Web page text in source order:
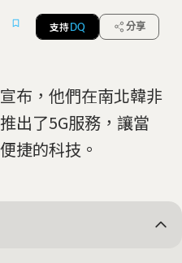
支持 DQ 分享
布，他們在南北韓非
出了5G服務，讓當
捷的科技。